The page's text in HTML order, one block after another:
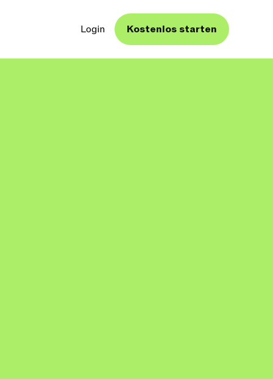
Login Kostenlos starten